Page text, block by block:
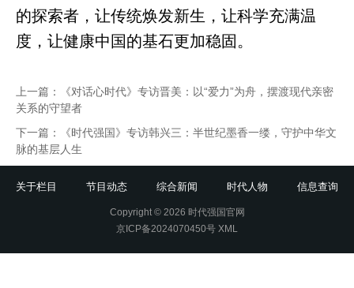
的探索者，让传统焕发新生，让科学充满温
度，让健康中国的基石更加稳固。
上一篇：
《对话心时代》专访晋美：以“爱力”为舟，摆渡现代亲密
关系的守望者
下一篇：
《时代强国》专访韩兴三：半世纪墨香一缕，守护中华文
脉的基层人生
关于栏目 节目动态 综合新闻 时代人物 信息查询
Copyright © 2026 时代强国官网
京ICP备2024070450号 XML